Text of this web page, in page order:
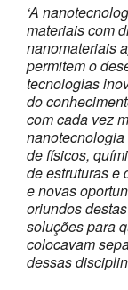
‘A
materiais com
nanomateriais
permitem o
tecnologias
do
com cada vez
de físicos,
de estruturas e
e novas
oriundos
soluções para
colocavam
dessas